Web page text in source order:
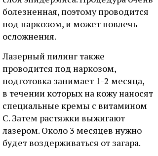
болезненная, поэтому проводится
под наркозом, и может повлечь
осложнения.
Лазерный пилинг также
проводится под наркозом,
подготовка занимает 1-2 месяца,
в течении которых на кожу наносят
специальные кремы с витамином
С. Затем растяжки выжигают
лазером. Около 3 месяцев нужно
будет воздерживаться от загара.